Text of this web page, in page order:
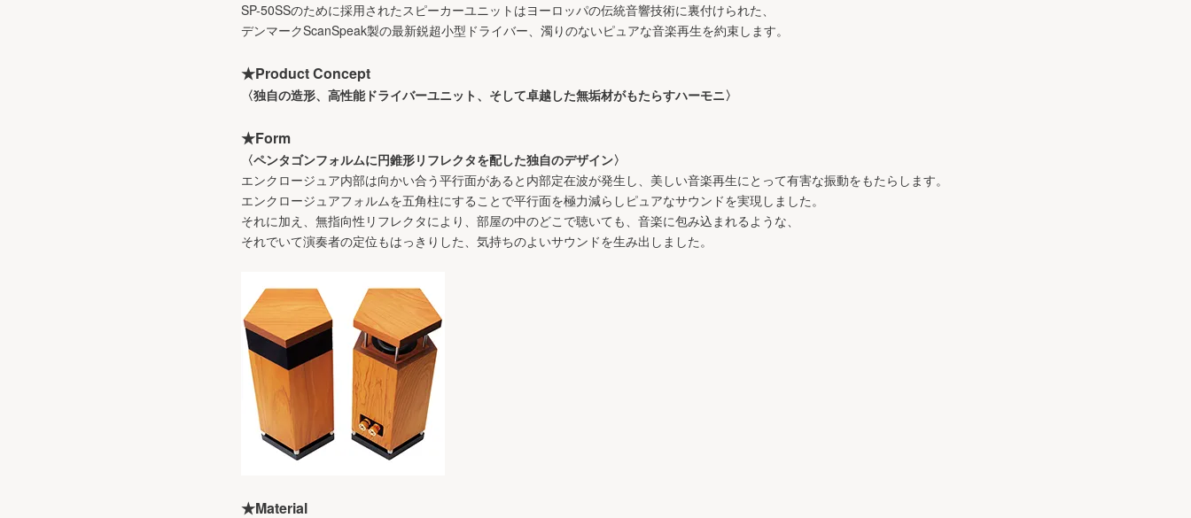
SP-50SSのために採用されたスピーカーユニットはヨーロッパの伝統音響技術に裏付けられた、
デンマークScanSpeak製の最新鋭超小型ドライバー、濁りのないピュアな音楽再生を約束します。
★Product Concept
〈独自の造形、高性能ドライバーユニット、そして卓越した無垢材がもたらすハーモニ〉
★Form
〈ペンタゴンフォルムに円錐形リフレクタを配した独自のデザイン〉
エンクロージュア内部は向かい合う平行面があると内部定在波が発生し、美しい音楽再生にとって有害な振動をもたらします。
エンクロージュアフォルムを五角柱にすることで平行面を極力減らしピュアなサウンドを実現しました。
それに加え、無指向性リフレクタにより、部屋の中のどこで聴いても、音楽に包み込まれるような、
それでいて演奏者の定位もはっきりした、気持ちのよいサウンドを生み出しました。
★Material